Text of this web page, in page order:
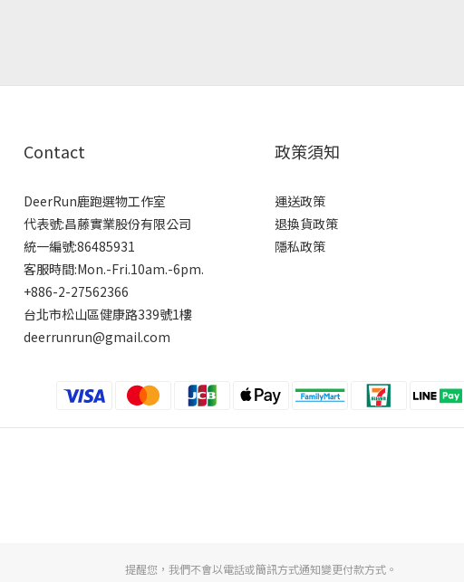
Contact
DeerRun鹿跑選物工作室
代表號:昌藤實業股份有限公司
統一編號:86485931
客服時間:Mon.-Fri.10am.-6pm.
+886-2-27562366
台北市松山區健康路339號1樓
deerrunrun@gmail.com
政策須知
運送政策
退換貨政策
隱私政策
提醒您，我們不會以電話或簡訊方式通知變更付款方式。